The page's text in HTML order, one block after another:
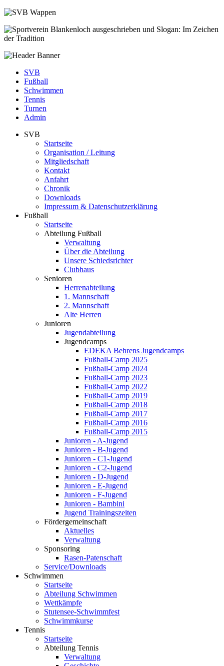
SVB
Fußball
Schwimmen
Tennis
Turnen
Admin
SVB
Startseite
Organisation / Leitung
Mitgliedschaft
Kontakt
Anfahrt
Chronik
Downloads
Impressum & Datenschutzerklärung
Fußball
Startseite
Abteilung Fußball
Verwaltung
Über die Abteilung
Unsere Schiedsrichter
Clubhaus
Senioren
Herrenabteilung
1. Mannschaft
2. Mannschaft
Alte Herren
Junioren
Jugendabteilung
Jugendcamps
EDEKA Behrens Jugendcamps
Fußball-Camp 2025
Fußball-Camp 2024
Fußball-Camp 2023
Fußball-Camp 2022
Fußball-Camp 2019
Fußball-Camp 2018
Fußball-Camp 2017
Fußball-Camp 2016
Fußball-Camp 2015
Junioren - A-Jugend
Junioren - B-Jugend
Junioren - C1-Jugend
Junioren - C2-Jugend
Junioren - D-Jugend
Junioren - E-Jugend
Junioren - F-Jugend
Junioren - Bambini
Jugend Trainingszeiten
Fördergemeinschaft
Aktuelles
Verwaltung
Sponsoring
Rasen-Patenschaft
Service/Downloads
Schwimmen
Startseite
Abteilung Schwimmen
Wettkämpfe
Stutensee-Schwimmfest
Schwimmkurse
Tennis
Startseite
Abteilung Tennis
Verwaltung